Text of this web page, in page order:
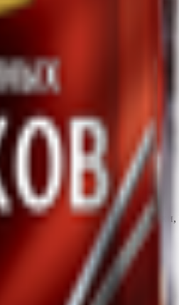
блюд.
перечная, зелень петрушки,
сельдерея, семян кунжута.